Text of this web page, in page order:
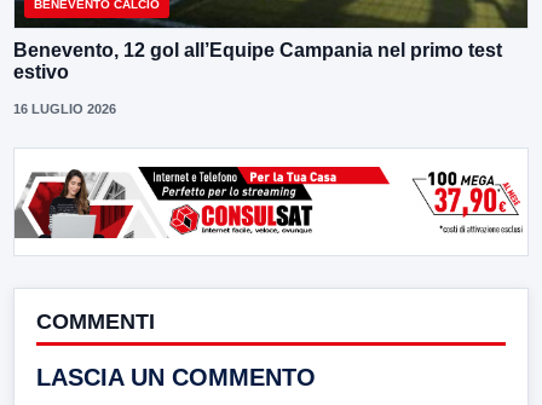
BENEVENTO CALCIO
Benevento, 12 gol all’Equipe Campania nel primo test
estivo
16 LUGLIO 2026
COMMENTI
LASCIA UN COMMENTO